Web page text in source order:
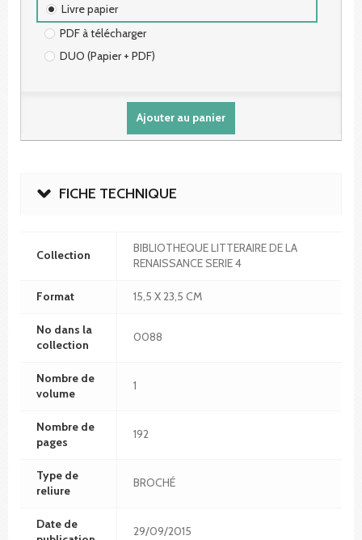
Livre papier
PDF à télécharger
DUO (Papier + PDF)
Ajouter au panier
FICHE TECHNIQUE
Collection
BIBLIOTHEQUE LITTERAIRE DE LA
RENAISSANCE SERIE 4
Format 15,5 X 23,5 CM
No dans la
collection
0088
Nombre de
volume
1
Nombre de
pages
192
Type de
reliure
BROCHÉ
Date de
29/09/2015